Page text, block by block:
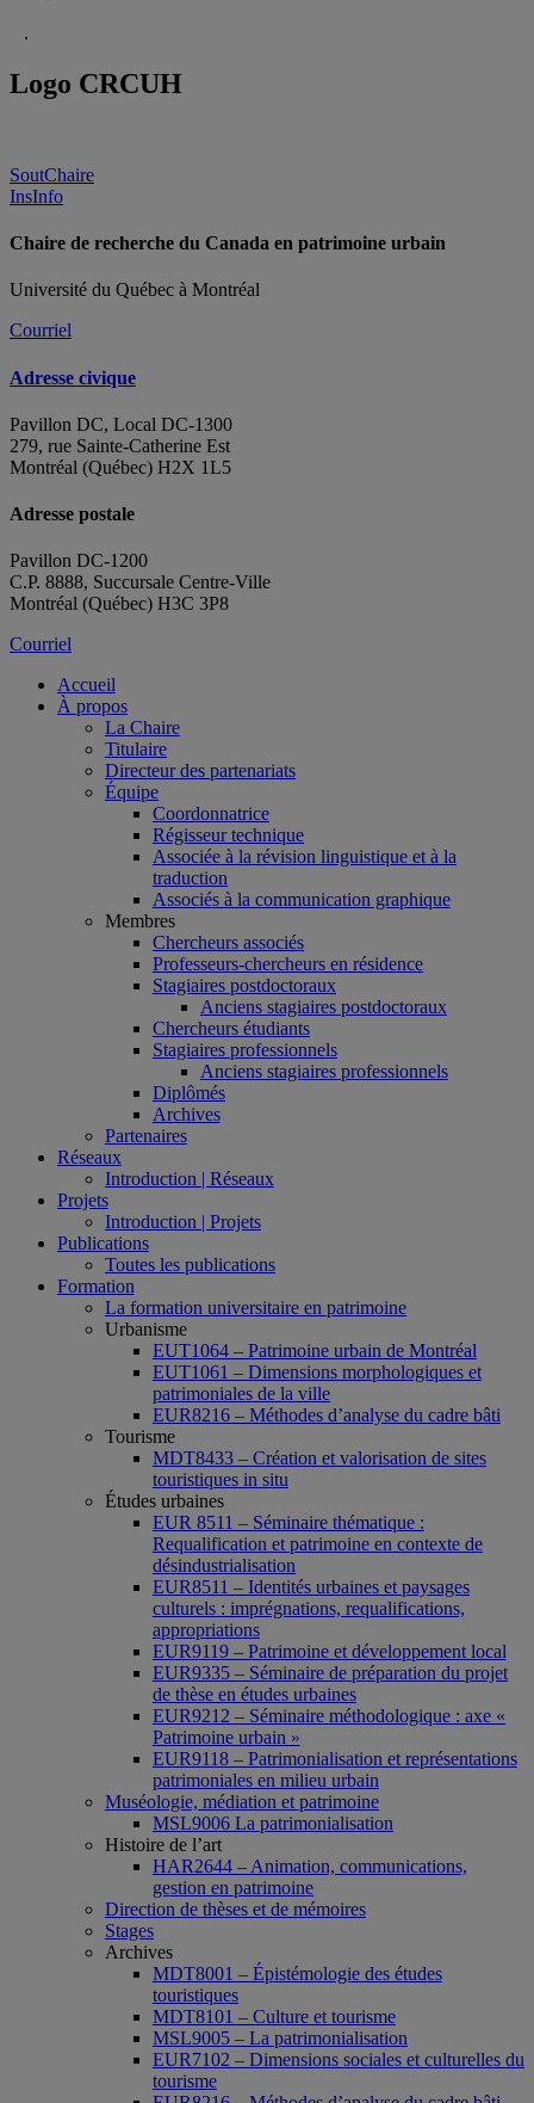
.
Logo CRCUH
SoutChaire
InsInfo
Chaire de recherche du Canada en patrimoine urbain
Université du Québec à Montréal
Courriel
Adresse civique
Pavillon DC, Local DC-1300
279, rue Sainte-Catherine Est
Montréal (Québec) H2X 1L5
Adresse postale
Pavillon DC-1200
C.P. 8888, Succursale Centre-Ville
Montréal (Québec) H3C 3P8
Courriel
Accueil
À propos
La Chaire
Titulaire
Directeur des partenariats
Équipe
Coordonnatrice
Régisseur technique
Associée à la révision linguistique et à la
traduction
Associés à la communication graphique
Membres
Chercheurs associés
Professeurs-chercheurs en résidence
Stagiaires postdoctoraux
Anciens stagiaires postdoctoraux
Chercheurs étudiants
Stagiaires professionnels
Anciens stagiaires professionnels
Diplômés
Archives
Partenaires
Réseaux
Introduction | Réseaux
Projets
Introduction | Projets
Publications
Toutes les publications
Formation
La formation universitaire en patrimoine
Urbanisme
EUT1064 – Patrimoine urbain de Montréal
EUT1061 – Dimensions morphologiques et
patrimoniales de la ville
EUR8216 – Méthodes d’analyse du cadre bâti
Tourisme
MDT8433 – Création et valorisation de sites
touristiques in situ
Études urbaines
EUR 8511 – Séminaire thématique :
Requalification et patrimoine en contexte de
désindustrialisation
EUR8511 – Identités urbaines et paysages
culturels : imprégnations, requalifications,
appropriations
EUR9119 – Patrimoine et développement local
EUR9335 – Séminaire de préparation du projet
de thèse en études urbaines
EUR9212 – Séminaire méthodologique : axe «
Patrimoine urbain »
EUR9118 – Patrimonialisation et représentations
patrimoniales en milieu urbain
Muséologie, médiation et patrimoine
MSL9006 La patrimonialisation
Histoire de l’art
HAR2644 – Animation, communications,
gestion en patrimoine
Direction de thèses et de mémoires
Stages
Archives
MDT8001 – Épistémologie des études
touristiques
MDT8101 – Culture et tourisme
MSL9005 – La patrimonialisation
EUR7102 – Dimensions sociales et culturelles du
tourisme